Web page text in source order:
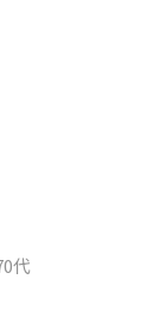
代